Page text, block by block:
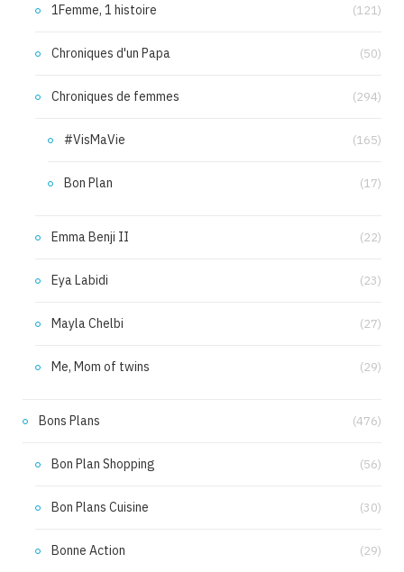
1Femme, 1 histoire (121)
Chroniques d'un Papa (50)
Chroniques de femmes (294)
#VisMaVie (165)
Bon Plan (17)
Emma Benji II (22)
Eya Labidi (23)
Mayla Chelbi (27)
Me, Mom of twins (29)
Bons Plans (476)
Bon Plan Shopping (56)
Bon Plans Cuisine (30)
Bonne Action (29)